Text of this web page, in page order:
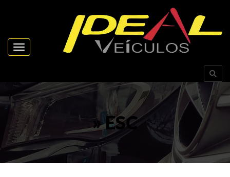
Toggle navigation
» ESC